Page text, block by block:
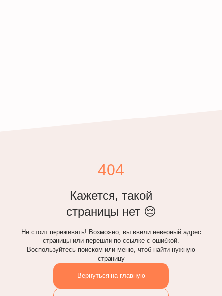
404
Кажется, такой
страницы нет 😔
Не стоит переживать! Возможно, вы ввели неверный адрес
страницы или перешли по ссылке с ошибкой.
Воспользуйтесь поиском или меню, чтоб найти нужную
страницу
Вернуться на главную